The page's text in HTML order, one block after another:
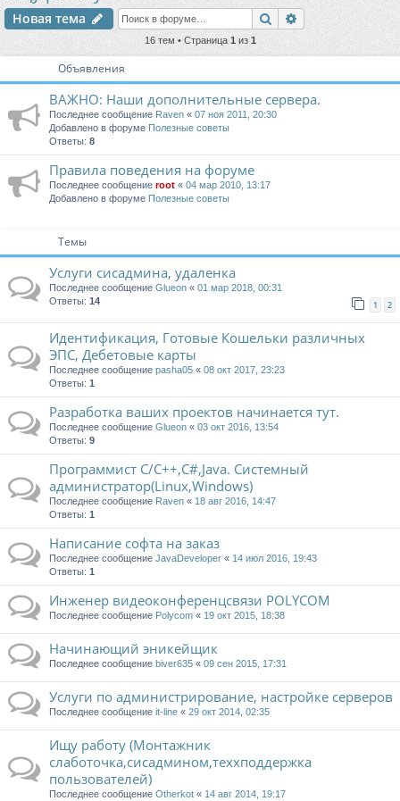
и
Новая тема Поиск
16 тем • Страница 1 из 1
Объявления
ВАЖНО: Наши дополнительные сервера.
Последнее сообщение Raven « 07 ноя 2011, 20:30
Добавлено в форуме Полезные советы
Ответы: 8
Правила поведения на форуме
Последнее сообщение root « 04 мар 2010, 13:17
Добавлено в форуме Полезные советы
Темы
Услуги сисадмина, удаленка
Последнее сообщение Glueon « 01 мар 2018, 00:31
Ответы: 14 1 2
Идентификация, Готовые Кошельки различных
ЭПС, Дебетовые карты
Последнее сообщение pasha05 « 08 окт 2017, 23:23
Ответы: 1
Разработка ваших проектов начинается тут.
Последнее сообщение Glueon « 03 окт 2016, 13:54
Ответы: 9
Программист C/C++,C#,Java. Системный
администратор(Linux,Windows)
Последнее сообщение Raven « 18 авг 2016, 14:47
Ответы: 1
Написание софта на заказ
Последнее сообщение JavaDeveloper « 14 июл 2016, 19:43
Ответы: 1
Инженер видеоконференцсвязи POLYCOM
Последнее сообщение Polycom « 19 окт 2015, 18:38
Начинающий эникейщик
Последнее сообщение biver635 « 09 сен 2015, 17:31
Услуги по администрирование, настройке серверов
Последнее сообщение it-line « 29 окт 2014, 02:35
Ищу работу (Монтажник
слаботочка,сисадмином,теххподдержка
пользователей)
Последнее сообщение Otherkot « 14 авг 2014, 19:17